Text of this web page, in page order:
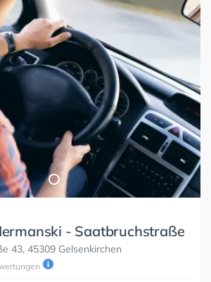
- Saatbruchstraße
43, 45309 Gelsenkirchen